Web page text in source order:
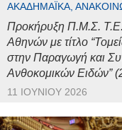
ΑΚΑΔΗΜΑΪΚΆ,
Προκήρυξη Π.Μ.Σ.
Αθηνών με τίτλο
στην Παραγωγή και
Ανθοκομικών Ειδών”
11 ΙΟΥΝΊΟΥ 2026